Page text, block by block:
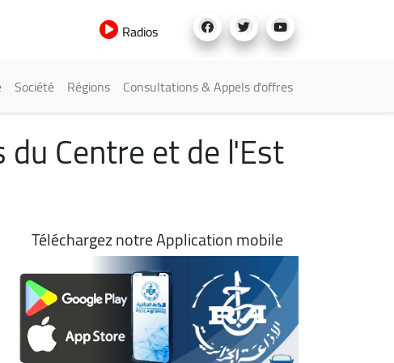
Radios
Société Régions Consultations & Appels d'offres
Centre et de l'Est
Téléchargez notre Application mobile